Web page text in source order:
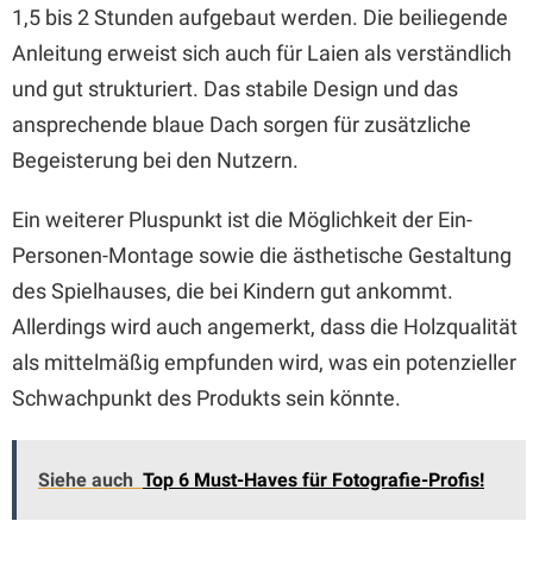
1,5 bis 2 Stunden aufgebaut werden. Die beiliegende
Anleitung erweist sich auch für Laien als verständlich
und gut strukturiert. Das stabile Design und das
ansprechende blaue Dach sorgen für zusätzliche
Begeisterung bei den Nutzern.
Ein weiterer Pluspunkt ist die Möglichkeit der Ein-
Personen-Montage sowie die ästhetische Gestaltung
des Spielhauses, die bei Kindern gut ankommt.
Allerdings wird auch angemerkt, dass die Holzqualität
als mittelmäßig empfunden wird, was ein potenzieller
Schwachpunkt des Produkts sein könnte.
Siehe auch Top 6 Must-Haves für Fotografie-Profis!